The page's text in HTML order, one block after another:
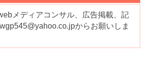
メディアコンサル、広告掲載、記
からお願いしま